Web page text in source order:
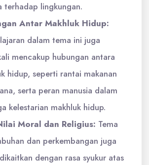
terhadap lingkungan.
Antar Makhluk Hidup:
dalam tema ini juga
mencakup hubungan antara
hidup, seperti rantai makanan
serta peran manusia dalam
kelestarian makhluk hidup.
Moral dan Religius: Tema
dan perkembangan juga
dengan rasa syukur atas